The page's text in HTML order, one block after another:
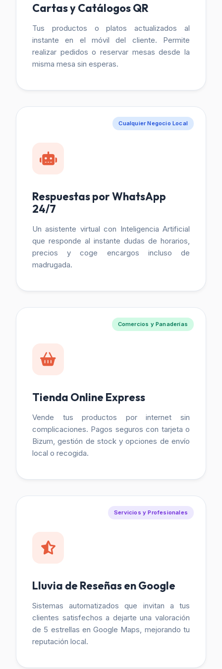
Cartas y Catálogos QR
Tus productos o platos actualizados al
instante en el móvil del cliente. Permite
realizar pedidos o reservar mesas desde la
misma mesa sin esperas.
Cualquier Negocio Local
Respuestas por WhatsApp
24/7
Un asistente virtual con Inteligencia Artificial
que responde al instante dudas de horarios,
precios y coge encargos incluso de
madrugada.
Comercios y Panaderías
Tienda Online Express
Vende tus productos por internet sin
complicaciones. Pagos seguros con tarjeta o
Bizum, gestión de stock y opciones de envío
local o recogida.
Servicios y Profesionales
Lluvia de Reseñas en Google
Sistemas automatizados que invitan a tus
clientes satisfechos a dejarte una valoración
de 5 estrellas en Google Maps, mejorando tu
reputación local.